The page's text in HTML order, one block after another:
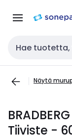
navigointiin
Haku
Näytä
Tiiviste -